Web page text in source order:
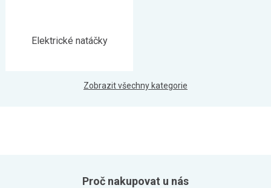
Elektrické natáčky
Zobrazit všechny kategorie
Proč nakupovat u nás